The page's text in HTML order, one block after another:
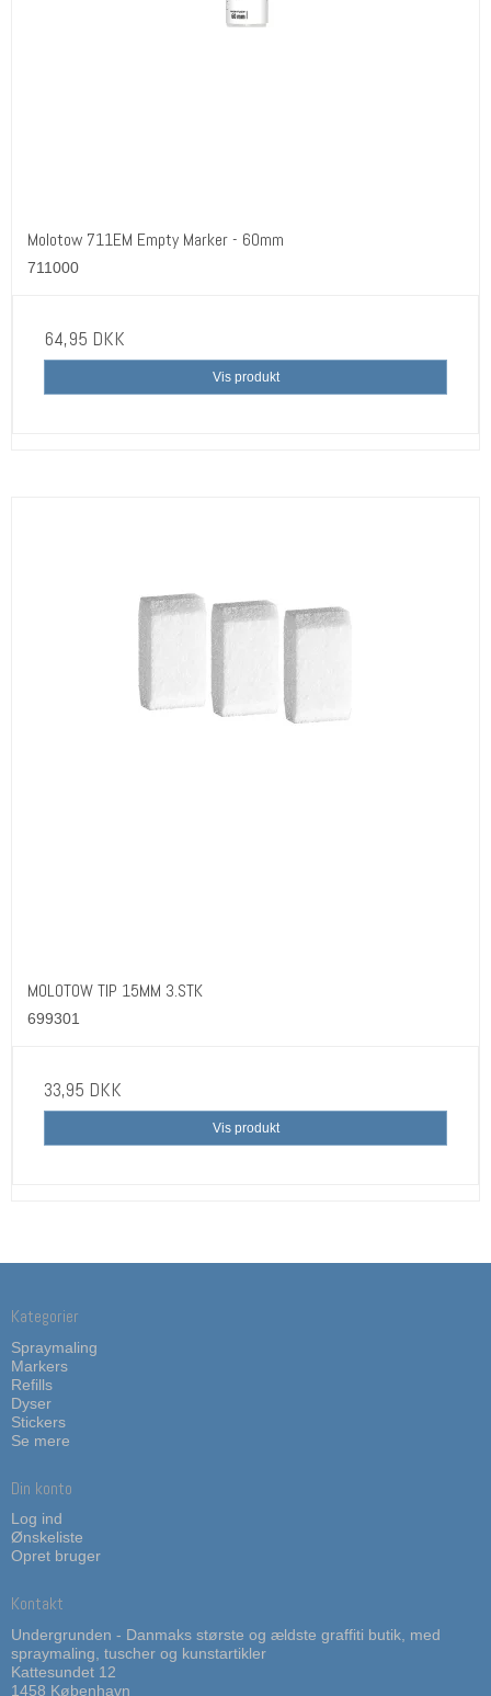
Molotow 711EM Empty Marker - 60mm
711000
64,95 DKK
Vis produkt
MOLOTOW TIP 15MM 3.STK
699301
33,95 DKK
Vis produkt
Kategorier
Spraymaling
Markers
Refills
Dyser
Stickers
Se mere
Din konto
Log ind
Ønskeliste
Opret bruger
Kontakt
Undergrunden - Danmaks største og ældste graffiti butik, med
spraymaling, tuscher og kunstartikler
Kattesundet 12
1458 København